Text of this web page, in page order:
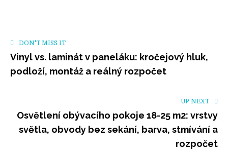
DON'T MISS IT
Vinyl vs. laminát v paneláku: kročejový hluk,
podloží, montáž a reálný rozpočet
UP NEXT
Osvětlení obývacího pokoje 18-25 m2: vrstvy
světla, obvody bez sekání, barva, stmívání a
rozpočet